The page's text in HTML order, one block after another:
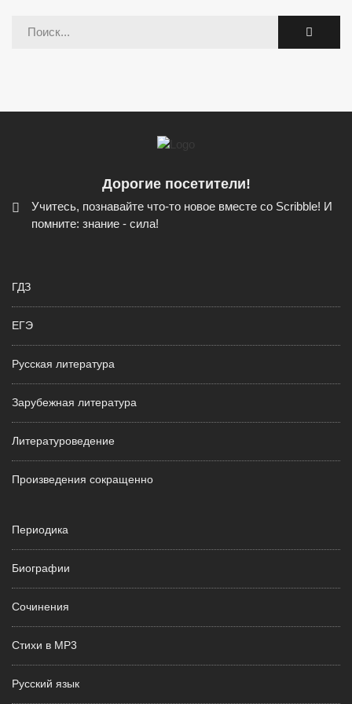
Дорогие посетители!
Учитесь, познавайте что-то новое вместе со Scribble! И
помните: знание - сила!
ГДЗ
ЕГЭ
Русская литература
Зарубежная литература
Литературоведение
Произведения сокращенно
Периодика
Биографии
Сочинения
Стихи в MP3
Русский язык